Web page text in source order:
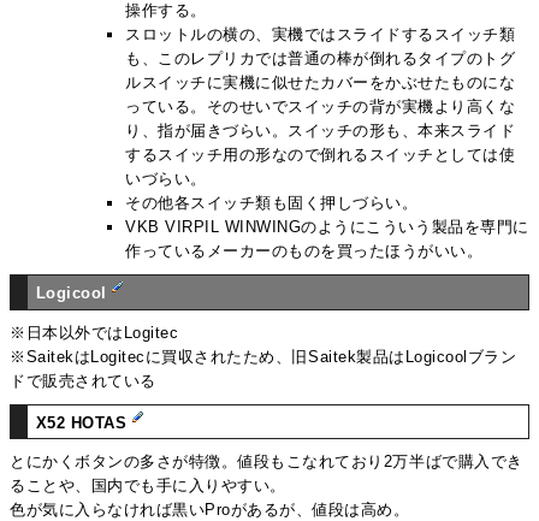
操作する。
スロットルの横の、実機ではスライドするスイッチ類
も、このレプリカでは普通の棒が倒れるタイプのトグ
ルスイッチに実機に似せたカバーをかぶせたものにな
っている。そのせいでスイッチの背が実機より高くな
り、指が届きづらい。スイッチの形も、本来スライド
するスイッチ用の形なので倒れるスイッチとしては使
いづらい。
その他各スイッチ類も固く押しづらい。
VKB VIRPIL WINWINGのようにこういう製品を専門に
作っているメーカーのものを買ったほうがいい。
Logicool
※日本以外ではLogitec
※SaitekはLogitecに買収されたため、旧Saitek製品はLogicoolブラン
ドで販売されている
X52 HOTAS
とにかくボタンの多さが特徴。値段もこなれており2万半ばで購入でき
ることや、国内でも手に入りやすい。
色が気に入らなければ黒いProがあるが、値段は高め。